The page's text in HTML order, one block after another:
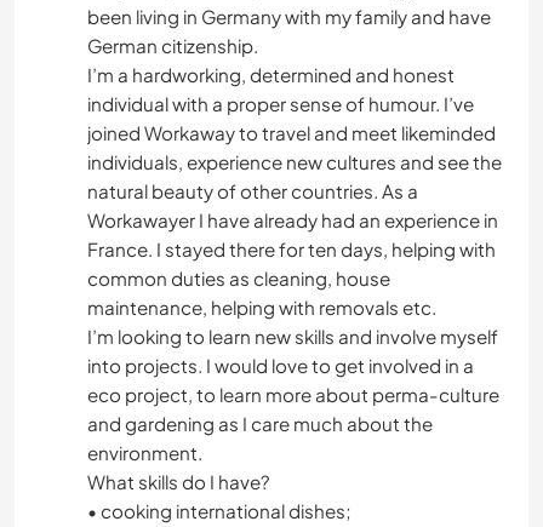
been living in Germany with my family and have
German citizenship.
I’m a hardworking, determined and honest
individual with a proper sense of humour. I’ve
joined Workaway to travel and meet likeminded
individuals, experience new cultures and see the
natural beauty of other countries. As a
Workawayer I have already had an experience in
France. I stayed there for ten days, helping with
common duties as cleaning, house
maintenance, helping with removals etc.
I’m looking to learn new skills and involve myself
into projects. I would love to get involved in a
eco project, to learn more about perma-culture
and gardening as I care much about the
environment.
What skills do I have?
• cooking international dishes;